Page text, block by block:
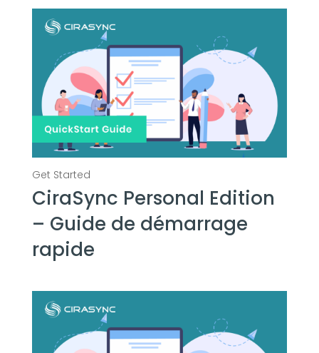
CiraSync Personal Edition
– Guide de démarrage
rapide